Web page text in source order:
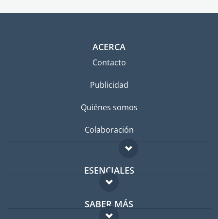
ACERCA
Contacto
Publicidad
Quiénes somos
Colaboración
ESENCIALES
Foro para expatriados
Guía para expatriados
SABER MÁS